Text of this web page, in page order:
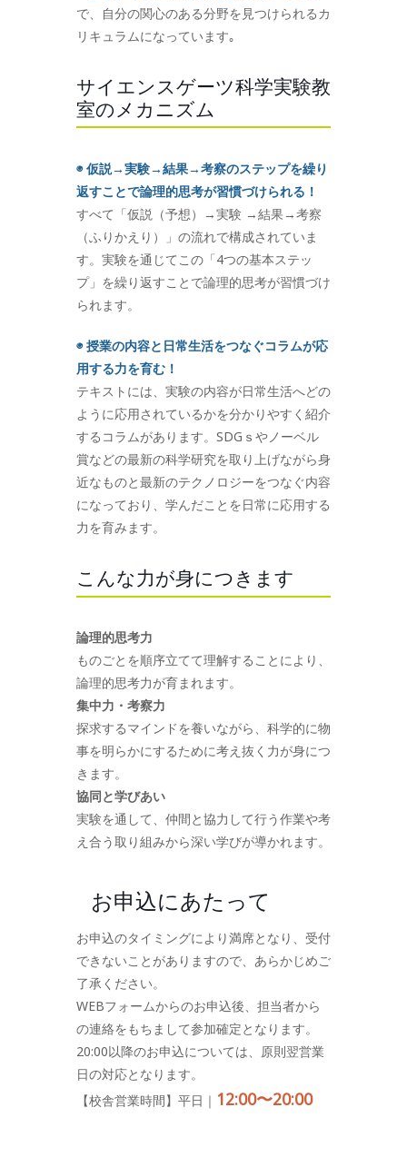
で、自分の関心のある分野を見つけられるカ
リキュラムになっています｡
サイエンスゲーツ科学実験教
室のメカニズム
◉ 仮説→実験→結果→考察のステップを繰り
返すことで論理的思考が習慣づけられる！
すべて「仮説（予想）→実験 →結果→考察
（ふりかえり）」の流れで構成されていま
す。実験を通じてこの「4つの基本ステッ
プ」を繰り返すことで論理的思考が習慣づけ
られます。
◉ 授業の内容と日常生活をつなぐコラムが応
用する力を育む！
テキストには、実験の内容が日常生活へどの
ように応用されているかを分かりやすく紹介
するコラムがあります。SDGｓやノーベル
賞などの最新の科学研究を取り上げながら身
近なものと最新のテクノロジーをつなぐ内容
になっており、学んだことを日常に応用する
力を育みます。
こんな力が身につきます
論理的思考力
ものごとを順序立てて理解することにより、
論理的思考力が育まれます。
集中力・考察力
探求するマインドを養いながら、科学的に物
事を明らかにするために考え抜く力が身につ
きます。
協同と学びあい
実験を通して、仲間と協力して行う作業や考
え合う取り組みから深い学びが導かれます。
お申込にあたって
お申込のタイミングにより満席となり、受付
できないことがありますので、あらかじめご
了承ください。
WEBフォームからのお申込後、担当者から
の連絡をもちまして参加確定となります。
20:00以降のお申込については、原則翌営業
日の対応となります。
【校舎営業時間】平日｜ 12:00〜20:00